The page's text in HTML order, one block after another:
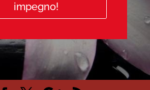
impegno!